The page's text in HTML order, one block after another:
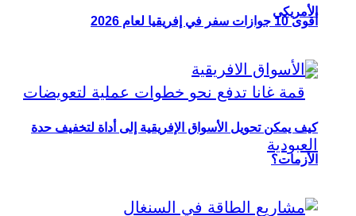
الأمريكي
أقوى 10 جوازات سفر في إفريقيا لعام 2026
كيف يمكن تحويل الأسواق الإفريقية إلى أداة لتخفيف حدة
الأزمات؟